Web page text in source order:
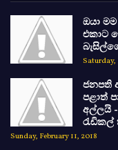
ඔයා
එකාට
Saturday,
ජනපති
පළාත්
අල්ලයි
රැඩිකල්
Sunday, February 11, 2018